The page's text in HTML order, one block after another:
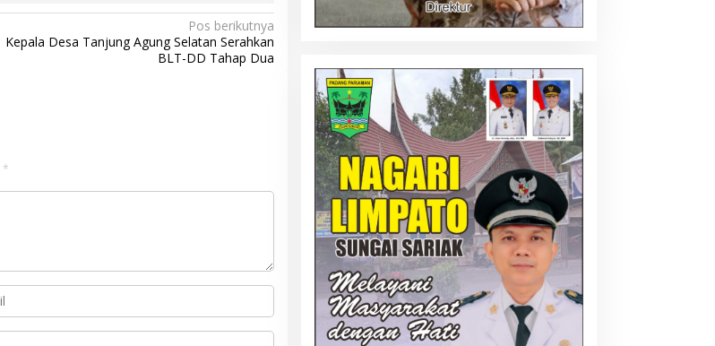
Pos berikutnya
Kepala Desa Tanjung Agung Selatan Serahkan
BLT-DD Tahap Dua
*